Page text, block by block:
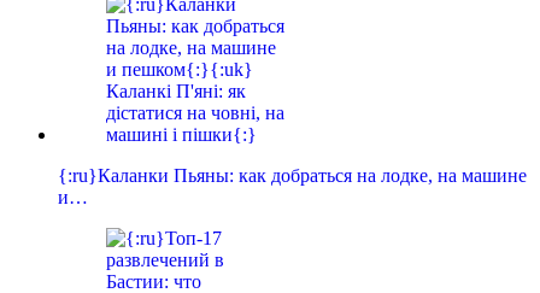
{:ru}Каланки Пьяны: как добраться на лодке, на машине
и…